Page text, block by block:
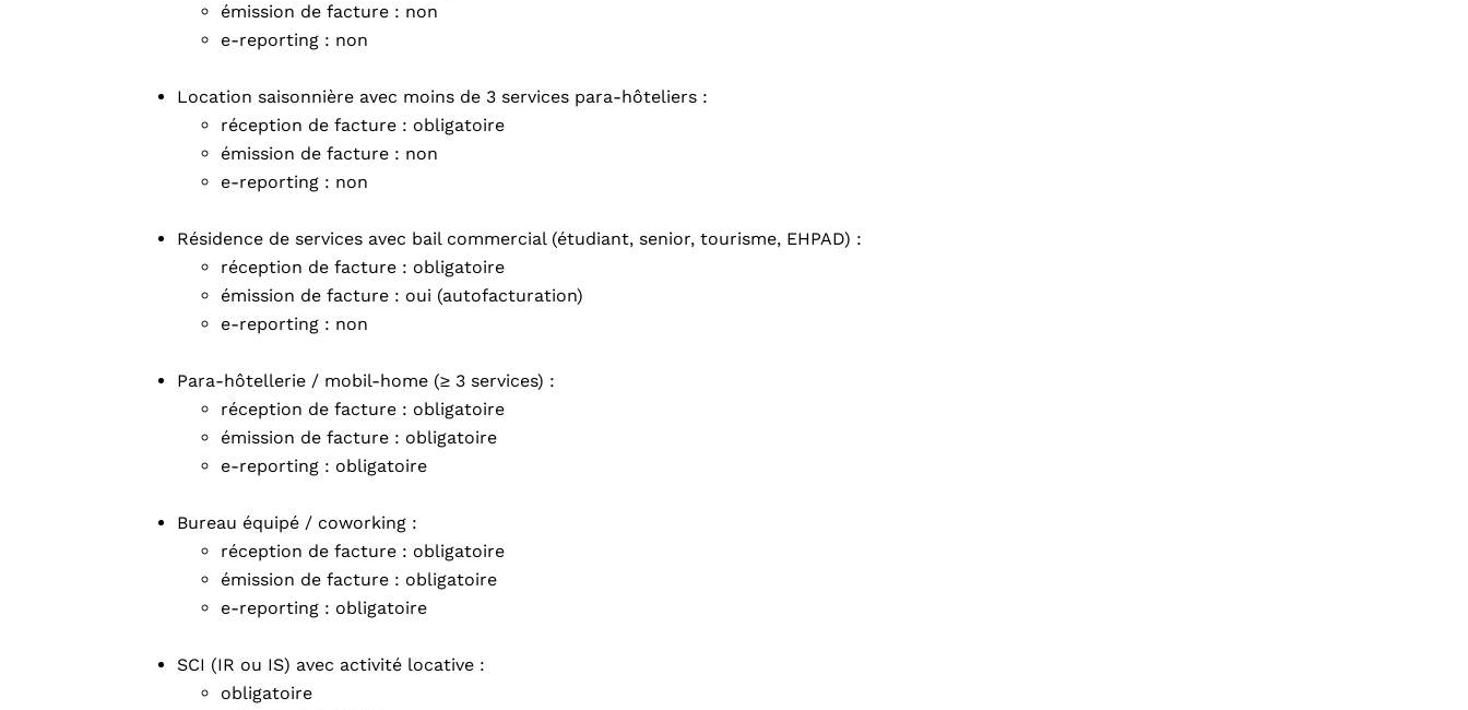
émission de facture : non
e-reporting : non
Location saisonnière avec moins de 3 services para-hôteliers :
réception de facture : obligatoire
émission de facture : non
e-reporting : non
Résidence de services avec bail commercial (étudiant, senior, tourisme, EHPAD) :
réception de facture : obligatoire
émission de facture : oui (autofacturation)
e-reporting : non
Para-hôtellerie / mobil-home (≥ 3 services) :
réception de facture : obligatoire
émission de facture : obligatoire
e-reporting : obligatoire
Bureau équipé / coworking :
réception de facture : obligatoire
émission de facture : obligatoire
e-reporting : obligatoire
SCI (IR ou IS) avec activité locative :
obligatoire